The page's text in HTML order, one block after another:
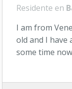
Residente en
I am from
old and I have
some time